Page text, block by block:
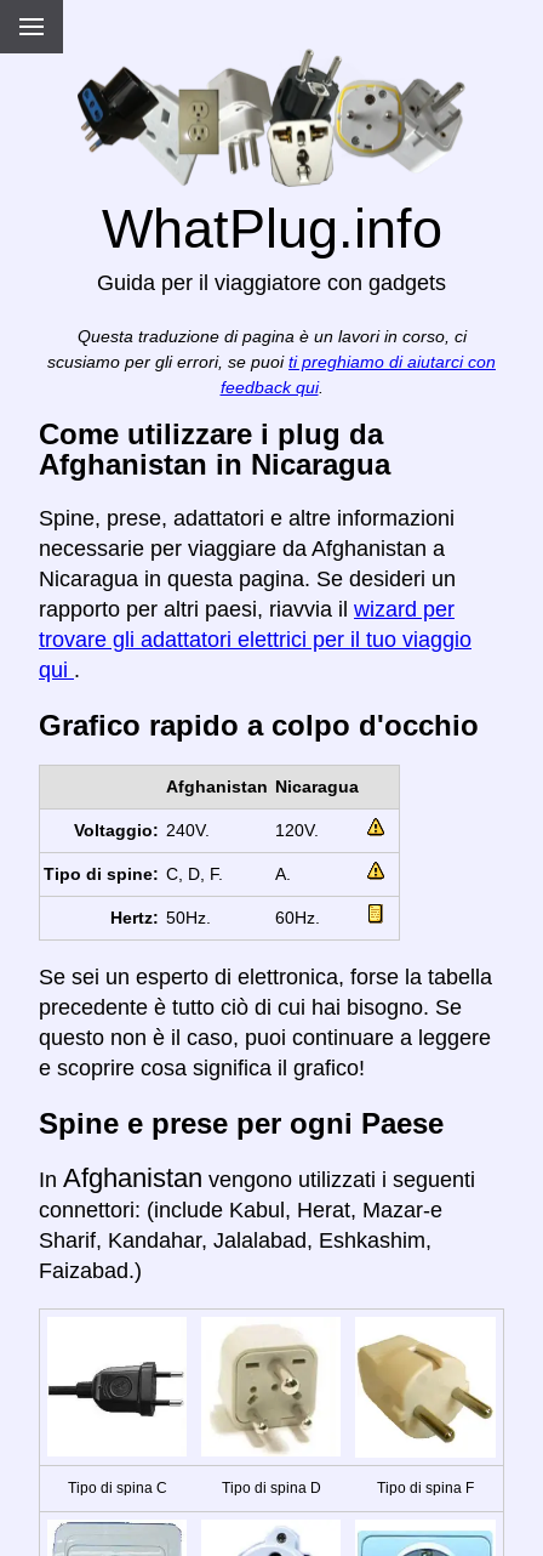
WhatPlug.info
Guida per il viaggiatore con gadgets
Questa traduzione di pagina è un lavori in corso, ci
scusiamo per gli errori, se puoi ti preghiamo di aiutarci con
feedback qui.
Come utilizzare i plug da
Afghanistan in Nicaragua
Spine, prese, adattatori e altre informazioni
necessarie per viaggiare da Afghanistan a
Nicaragua in questa pagina. Se desideri un
rapporto per altri paesi, riavvia il wizard per
trovare gli adattatori elettrici per il tuo viaggio
qui .
Grafico rapido a colpo d'occhio
Afghanistan Nicaragua
Voltaggio: 240V. 120V.
Tipo di spine: C, D, F. A.
Hertz: 50Hz. 60Hz.
Se sei un esperto di elettronica, forse la tabella
precedente è tutto ciò di cui hai bisogno. Se
questo non è il caso, puoi continuare a leggere
e scoprire cosa significa il grafico!
Spine e prese per ogni Paese
In Afghanistan vengono utilizzati i seguenti
connettori: (include Kabul, Herat, Mazar-e
Sharif, Kandahar, Jalalabad, Eshkashim,
Faizabad.)
Tipo di spina C Tipo di spina D Tipo di spina F